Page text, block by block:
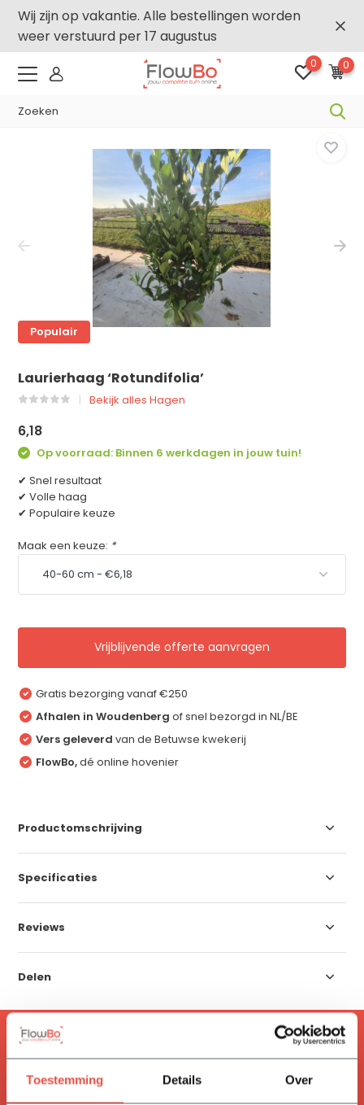
Toestemming Details Over
Wij zijn op vakantie. Alle bestellingen worden
weer verstuurd per 17 augustus
0 0
Populair
Laurierhaag ‘Rotundifolia’
Bekijk alles Hagen
6,18
Op voorraad: Binnen 6 werkdagen in jouw tuin!
✔ Snel resultaat
✔ Volle haag
✔ Populaire keuze
Maak een keuze: *
Vrijblijvende offerte aanvragen
Gratis bezorging vanaf €250
Afhalen in Woudenberg of snel bezorgd in NL/BE
Vers geleverd van de Betuwse kwekerij
FlowBo,dé online hovenier
Productomschrijving
Specificaties
Reviews
Delen
ACCESSOIRES
Handig om mee te bestellen